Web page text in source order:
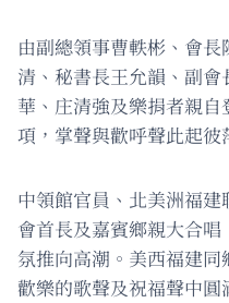
由副總領事曹軼彬、會
清、秘書長王允韻、副
華、庄清強及樂捐者親
項，掌聲與歡呼聲此起彼
中領館官員、北美洲福
會首長及嘉賓鄉親大合
氛推向高潮。美西福建
歡樂的歌聲及祝福聲中圓